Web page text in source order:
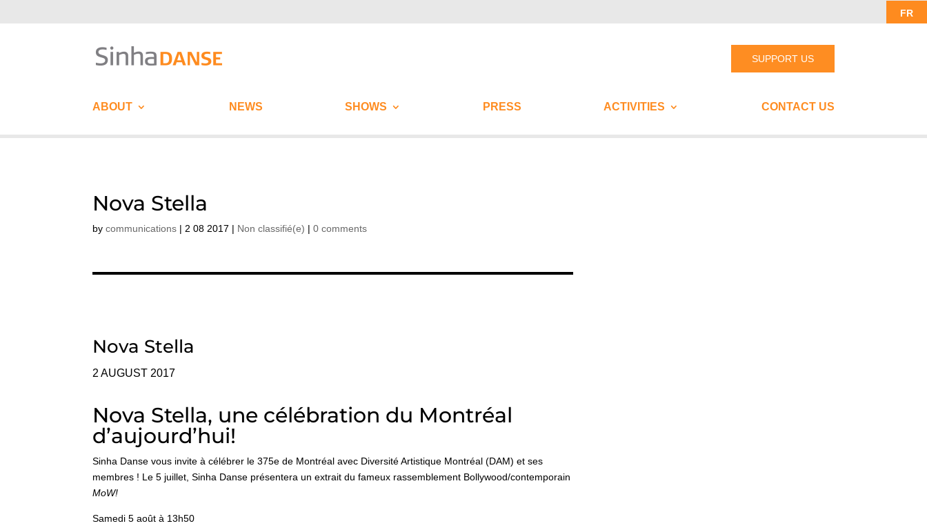
FR
SUPPORT US
ABOUT NEWS SHOWS PRESS ACTIVITIES CONTACT US
Nova Stella
bycommunications |2 08 2017 | Non classifié(e) |0 comments
Nova Stella
2 AUGUST 2017
Nova Stella, une célébration du Montréal
d’aujourd’hui!
Sinha Danse vous invite à célébrer le 375e de Montréal avec Diversité Artistique Montréal (DAM) et ses
membres ! Le 5 juillet , Sinha Danse présentera un extrait du fameux rassemblement Bollywood/contemporain
MoW!
Samedi 5 août à 13h50